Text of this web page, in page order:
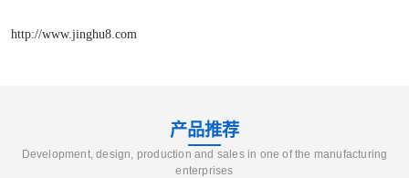
http://www.jinghu8.com
产品推荐
Development, design, production and sales in one of the manufacturing
enterprises